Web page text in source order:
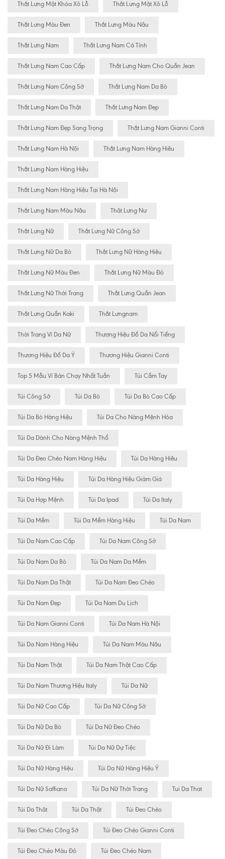
Thắt Lưng Mặt Khóa Xỏ Lỗ Thắt Lưng Mặt Xỏ Lỗ
Thắt Lưng Màu Đen Thắt Lưng Màu Nâu
Thắt Lưng Nam Thắt Lưng Nam Cá Tính
Thắt Lưng Nam Cao Cấp Thắt Lưng Nam Cho Quần Jean
Thắt Lưng Nam Công Sở Thắt Lưng Nam Da Bò
Thắt Lưng Nam Da Thật Thắt Lưng Nam Đẹp
Thắt Lưng Nam Đẹp Sang Trọng Thắt Lưng Nam Gianni Conti
Thắt Lưng Nam Hà Nội Thắt Lưng Nam Hàng Hiêu
Thắt Lưng Nam Hàng Hiệu
Thắt Lưng Nam Hàng Hiệu Tại Hà Nội
Thắt Lưng Nam Màu Nâu Thăt Lưng Nư
Thắt Lưng Nữ Thắt Lưng Nữ Công Sở
Thắt Lưng Nữ Da Bò Thắt Lưng Nữ Hàng Hiệu
Thắt Lưng Nữ Màu Đen Thắt Lưng Nữ Màu Đỏ
Thắt Lưng Nữ Thời Trang Thắt Lưng Quần Jean
Thắt Lưng Quần Kaki Thắt Lưngnam
Thời Trang Ví Da Nữ Thương Hiệu Đồ Da Nổi Tiếng
Thương Hiệu Đồ Da Ý Thương Hiệu Gianni Conti
Top 5 Mẫu Ví Bán Chạy Nhất Tuần Túi Cầm Tay
Túi Công Sở Túi Da Bò Túi Da Bò Cao Cấp
Túi Da Bò Hàng Hiệu Túi Da Cho Nàng Mệnh Hỏa
Túi Da Dành Cho Nàng Mệnh Thổ
Túi Da Đeo Chéo Nam Hàng Hiệu Túi Da Hàng Hiêu
Túi Da Hàng Hiệu Túi Da Hàng Hiệu Giảm Giá
Túi Da Hợp Mệnh Túi Da Ipad Túi Da Italy
Túi Da Mềm Túi Da Mềm Hàng Hiệu Túi Da Nam
Túi Da Nam Cao Cấp Túi Da Nam Công Sở
Túi Da Nam Da Bò Túi Da Nam Da Mềm
Túi Da Nam Da Thật Túi Da Nam Đeo Chéo
Túi Da Nam Đẹp Túi Da Nam Du Lịch
Túi Da Nam Gianni Conti Túi Da Nam Hà Nội
Túi Da Nam Hàng Hiệu Túi Da Nam Màu Nâu
Túi Da Nam Thật Túi Da Nam Thật Cao Cấp
Túi Da Nam Thương Hiệu Italy Túi Da Nữ
Túi Da Nữ Cao Cấp Túi Da Nữ Công Sở
Túi Da Nữ Da Bò Túi Da Nữ Đeo Chéo
Túi Da Nữ Đi Làm Túi Da Nữ Dự Tiệc
Túi Da Nữ Hàng Hiệu Túi Da Nữ Hàng Hiệu Ý
Túi Da Nữ Saffiano Túi Da Nữ Thời Trang Tui Da That
Túi Da Thât Túi Da Thật Túi Đeo Chéo
Túi Đeo Chéo Công Sở Túi Đeo Chéo Gianni Conti
Túi Đeo Chéo Màu Đỏ Túi Đeo Chéo Nam